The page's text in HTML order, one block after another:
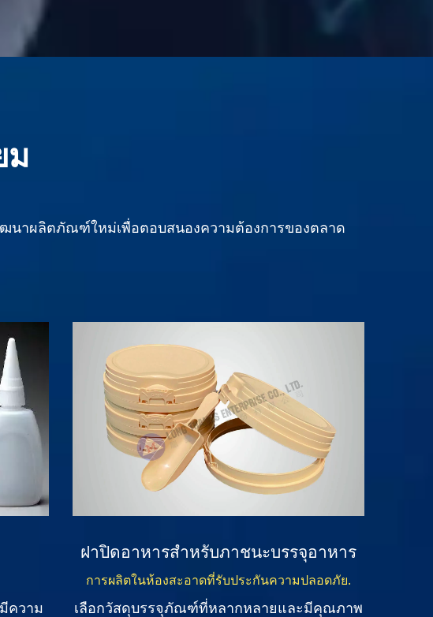
ฒนาผลิตภัณฑ์ใหม่เพื่อตอบสนองความต้องการของตลาด
ความ
ฝาปิดอาหารสำหรับภาชนะบรรจุอาหาร
การผลิตในห้องสะอาดที่รับประกันความปลอดภัย.
เลือกวัสดุบรรจุภัณฑ์ที่หลากหลายและมีคุณภาพ